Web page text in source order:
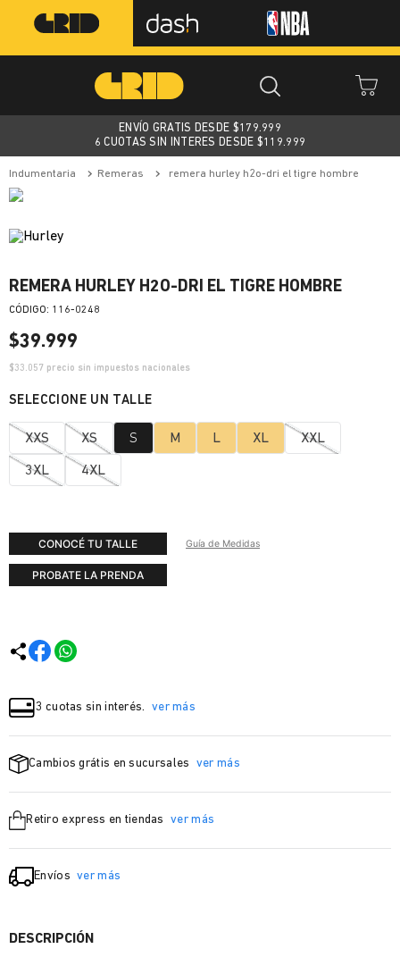
ENVÍO GRATIS DESDE $179.999
6 CUOTAS SIN INTERES DESDE $119.999
indumentaria remeras remera hurley h2o-dri el tigre hombre
REMERA HURLEY H2O-DRI EL TIGRE HOMBRE
: 116-0248
$39.999
$33.057 precio sin impuestos nacionales
XXS XS S M L XL XXL
3XL 4XL
CONOCÉ TU TALLE Guía de Medidas
PROBATE LA PRENDA
3 cuotas sin interés. ver más
Cambios grátis en sucursales ver más
Retiro express en tiendas ver más
Envíos ver más
DESCRIPCIÓN